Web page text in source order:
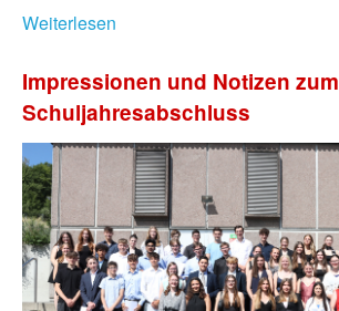
Weiterlesen
Impressionen und Notizen zum
Schuljahresabschluss